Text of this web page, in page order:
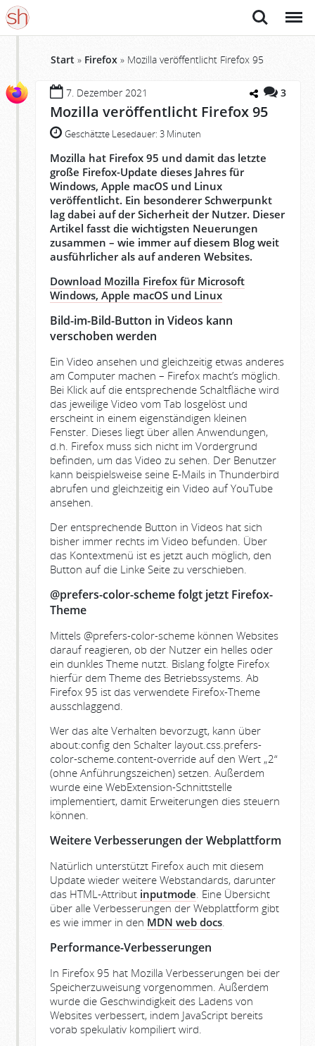
Suche Menü
Start » Firefox » Mozilla veröffentlicht Firefox 95
7. Dezember 2021 3
Mozilla veröffentlicht Firefox 95
Geschätzte Lesedauer: 3 Minuten
Mozilla hat Firefox 95 und damit das letzte
große Firefox-Update dieses Jahres für
Windows, Apple macOS und Linux
veröffentlicht. Ein besonderer Schwerpunkt
lag dabei auf der Sicherheit der Nutzer. Dieser
Artikel fasst die wichtigsten Neuerungen
zusammen – wie immer auf diesem Blog weit
ausführlicher als auf anderen Websites.
Download Mozilla Firefox für Microsoft
Windows, Apple macOS und Linux
Bild-im-Bild-Button in Videos kann
verschoben werden
Ein Video ansehen und gleichzeitig etwas anderes
am Computer machen – Firefox macht’s möglich.
Bei Klick auf die entsprechende Schaltfläche wird
das jeweilige Video vom Tab losgelöst und
erscheint in einem eigenständigen kleinen
Fenster. Dieses liegt über allen Anwendungen,
d.h. Firefox muss sich nicht im Vordergrund
befinden, um das Video zu sehen. Der Benutzer
kann beispielsweise seine E-Mails in Thunderbird
abrufen und gleichzeitig ein Video auf YouTube
ansehen.
Der entsprechende Button in Videos hat sich
bisher immer rechts im Video befunden. Über
das Kontextmenü ist es jetzt auch möglich, den
Button auf die Linke Seite zu verschieben.
@prefers-color-scheme folgt jetzt Firefox-
Theme
Mittels @prefers-color-scheme können Websites
darauf reagieren, ob der Nutzer ein helles oder
ein dunkles Theme nutzt. Bislang folgte Firefox
hierfür dem Theme des Betriebssystems. Ab
Firefox 95 ist das verwendete Firefox-Theme
ausschlaggend.
Wer das alte Verhalten bevorzugt, kann über
about:config den Schalter layout.css.prefers-
color-scheme.content-override auf den Wert „2“
(ohne Anführungszeichen) setzen. Außerdem
wurde eine WebExtension-Schnittstelle
implementiert, damit Erweiterungen dies steuern
können.
Weitere Verbesserungen der Webplattform
Natürlich unterstützt Firefox auch mit diesem
Update wieder weitere Webstandards, darunter
das HTML-Attribut inputmode. Eine Übersicht
über alle Verbesserungen der Webplattform gibt
es wie immer in den MDN web docs.
Performance-Verbesserungen
In Firefox 95 hat Mozilla Verbesserungen bei der
Speicherzuweisung vorgenommen. Außerdem
wurde die Geschwindigkeit des Ladens von
Websites verbessert, indem JavaScript bereits
vorab spekulativ kompiliert wird.